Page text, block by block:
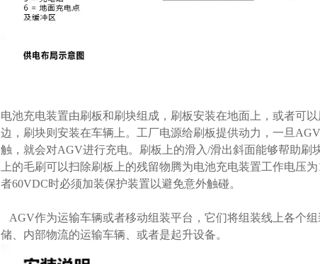
电池充电装置由刷板和刷块组成，刷板安装在地面上，或者可
边，刷块则安装在车辆上。工厂电源给刷板提供动力，一旦
触，就会对AGV进行充电。刷板上的滑入/滑出斜面能够帮助刷
上的毛刷可以扫除刷板上的残留物腾为电池充电装置工作电压
者60VDC时必须加装保护装置以避免意外触碰。
AGV作为运输车辆或者移动组装平台，它们将组装线上各个
储、内部物流的运输车辆、或者是起升设备。